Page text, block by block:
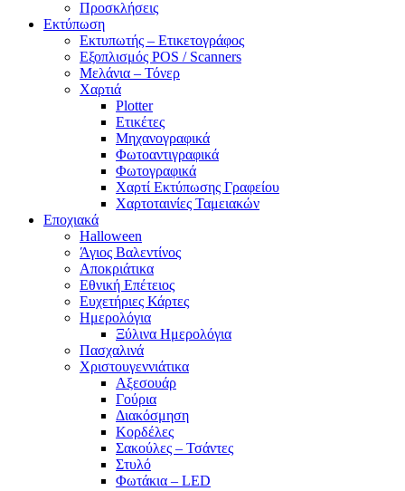
Προσκλήσεις
Εκτύπωση
Εκτυπωτής – Ετικετογράφος
Εξοπλισμός POS / Scanners
Μελάνια – Τόνερ
Χαρτιά
Plotter
Ετικέτες
Μηχανογραφικά
Φωτοαντιγραφικά
Φωτογραφικά
Χαρτί Εκτύπωσης Γραφείου
Χαρτοταινίες Ταμειακών
Εποχιακά
Halloween
Άγιος Βαλεντίνος
Αποκριάτικα
Εθνική Επέτειος
Ευχετήριες Κάρτες
Ημερολόγια
Ξύλινα Ημερολόγια
Πασχαλινά
Χριστουγεννιάτικα
Αξεσουάρ
Γούρια
Διακόσμηση
Κορδέλες
Σακούλες – Τσάντες
Στυλό
Φωτάκια – LED